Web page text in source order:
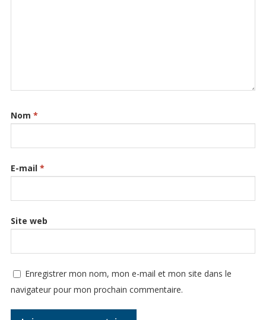
Nom *
E-mail *
Site web
Enregistrer mon nom, mon e-mail et mon site dans le
navigateur pour mon prochain commentaire.